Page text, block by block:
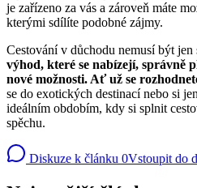
je zařízeno za vás a zároveň máte
kterými sdílíte podobné zájmy.
Cestování v důchodu nemusí být jen
výhod, které se nabízejí, správně
nové možnosti. Ať už se
se do exotických destinací nebo si
ideálním obdobím, kdy si splnit
spěchu.
Diskuze k článku 0Vstoupit do